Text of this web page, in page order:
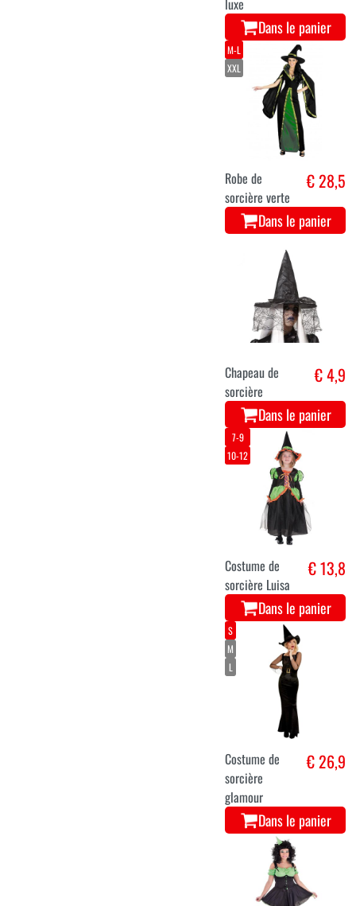
luxe
Dans le panier
M-L
XXL
Robe de
sorcière verte
€ 28,5
Dans le panier
Chapeau de
sorcière
€ 4,9
Dans le panier
7-9
10-12
Costume de
sorcière Luisa
€ 13,8
Dans le panier
S
M
L
Costume de
sorcière
glamour
€ 26,9
Dans le panier